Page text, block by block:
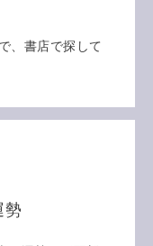
、書店で探して
勢